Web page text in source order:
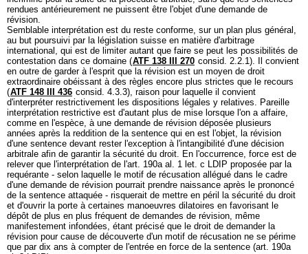
rendues antérieurement ne puissent être l'objet d'une demande de
révision.
Semblable interprétation est du reste conforme, sur un plan plus général,
au but poursuivi par la législation suisse en matière d'arbitrage
international, qui est de limiter autant que faire se peut les possibilités de
contestation dans ce domaine (ATF 138 III 270 consid. 2.2.1). Il convient
en outre de garder à l'esprit que la révision est un moyen de droit
extraordinaire obéissant à des règles encore plus strictes que le recours
(ATF 148 III 436 consid. 4.3.3), raison pour laquelle il convient
d'interpréter restrictivement les dispositions légales y relatives. Pareille
interprétation restrictive est d'autant plus de mise lorsque l'on a affaire,
comme en l'espèce, à une demande de révision déposée plusieurs
années après la reddition de la sentence qui en est l'objet, la révision
d'une sentence devant rester l'exception à l'intangibilité d'une décision
arbitrale afin de garantir la sécurité du droit. En l'occurrence, force est de
relever que l'interprétation de l'art. 190a al. 1 let. c LDIP proposée par la
requérante - selon laquelle le motif de récusation allégué dans le cadre
d'une demande de révision pourrait prendre naissance après le prononcé
de la sentence attaquée - risquerait de mettre en péril la sécurité du droit
et d'ouvrir la porte à certaines manoeuvres dilatoires en favorisant le
dépôt de plus en plus fréquent de demandes de révision, même
manifestement infondées, étant précisé que le droit de demander la
révision pour cause de découverte d'un motif de récusation ne se périme
que par dix ans à compter de l'entrée en force de la sentence (art. 190a